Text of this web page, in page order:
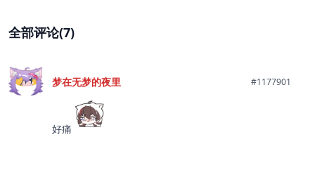
全部评论(7)
梦在无梦的夜里 #1177901
好痛